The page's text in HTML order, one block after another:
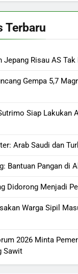
Terbaru
Jepang Risau AS
Gempa 5,7
Siap Lakukan
Arab Saudi dan
Bantuan Pangan di
Didorong Menjadi
Warga Sipil
2026 Minta
Sawit